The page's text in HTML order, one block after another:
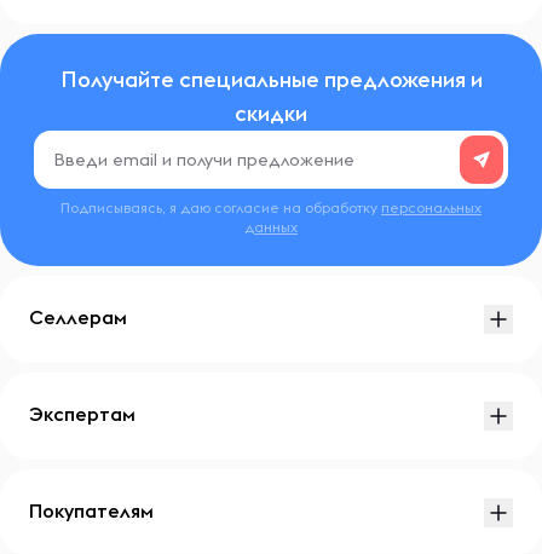
Получайте специальные предложения и
скидки
Подписываясь, я даю согласие на обработку персональных
данных
Селлерам
Экспертам
Покупателям